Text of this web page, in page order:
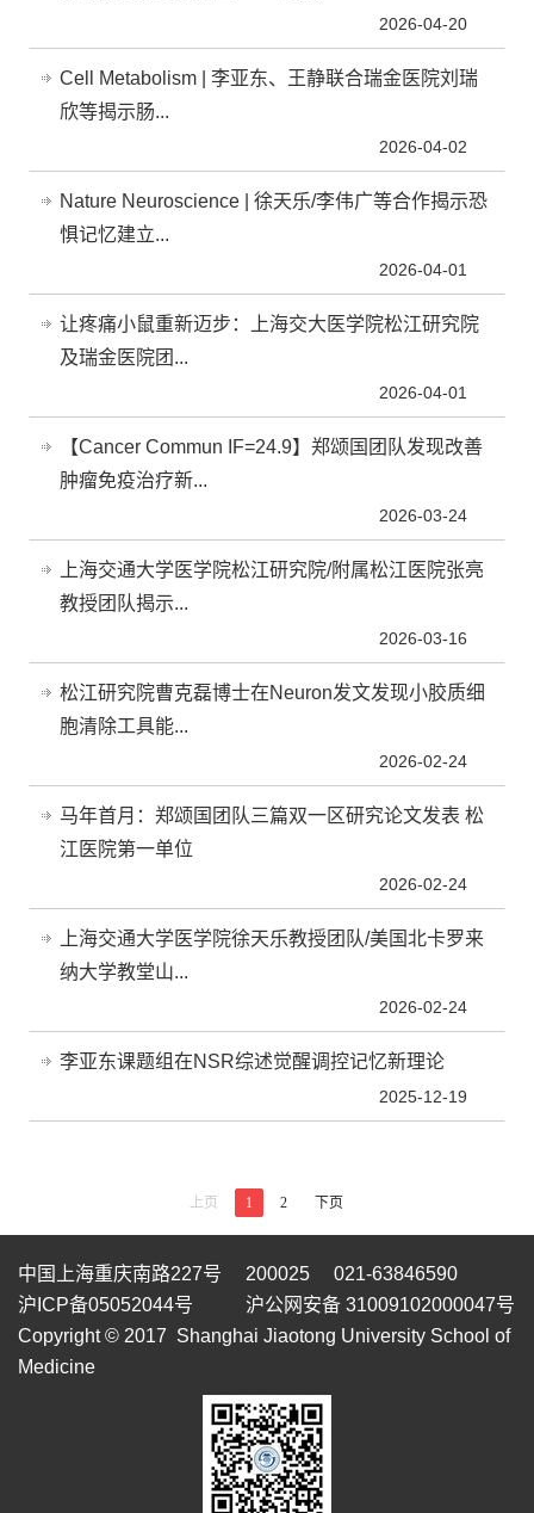
2026-04-20
Cell Metabolism | 李亚东、王静联合瑞金医院刘瑞
欣等揭示肠...
2026-04-02
Nature Neuroscience | 徐天乐/李伟广等合作揭示恐
惧记忆建立...
2026-04-01
让疼痛小鼠重新迈步：上海交大医学院松江研究院
及瑞金医院团...
2026-04-01
【Cancer Commun IF=24.9】郑颂国团队发现改善
肿瘤免疫治疗新...
2026-03-24
上海交通大学医学院松江研究院/附属松江医院张亮
教授团队揭示...
2026-03-16
松江研究院曹克磊博士在Neuron发文发现小胶质细
胞清除工具能...
2026-02-24
马年首月：郑颂国团队三篇双一区研究论文发表 松
江医院第一单位
2026-02-24
上海交通大学医学院徐天乐教授团队/美国北卡罗来
纳大学教堂山...
2026-02-24
李亚东课题组在NSR综述觉醒调控记忆新理论
2025-12-19
上页 1 2 下页
中国上海重庆南路227号 200025 021-63846590
沪ICP备05052044号
沪公网安备 31009102000047号
Copyright © 2017 Shanghai Jiaotong University School of
Medicine